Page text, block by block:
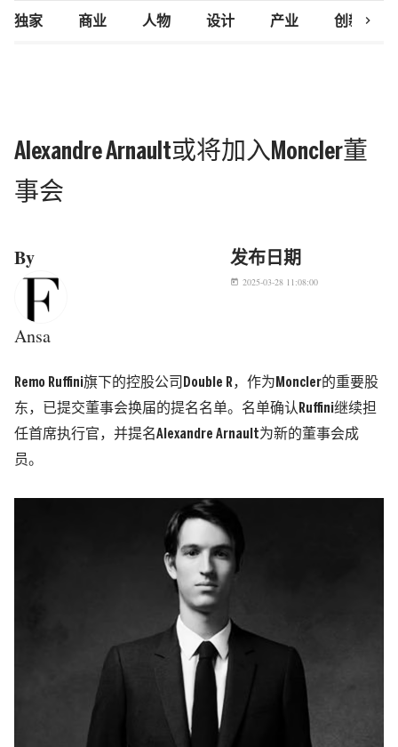
独家 商业 人物 设计 产业 创新研究
chevron_right
Alexandre Arnault或将加入Moncler董
事会
By
Ansa
发布日期
today 2025-03-28 11:08:00
Remo Ruffini旗下的控股公司Double R，作为Moncler的重要股
东，已提交董事会换届的提名名单。名单确认Ruffini继续担
任首席执行官，并提名Alexandre Arnault为新的董事会成
员。